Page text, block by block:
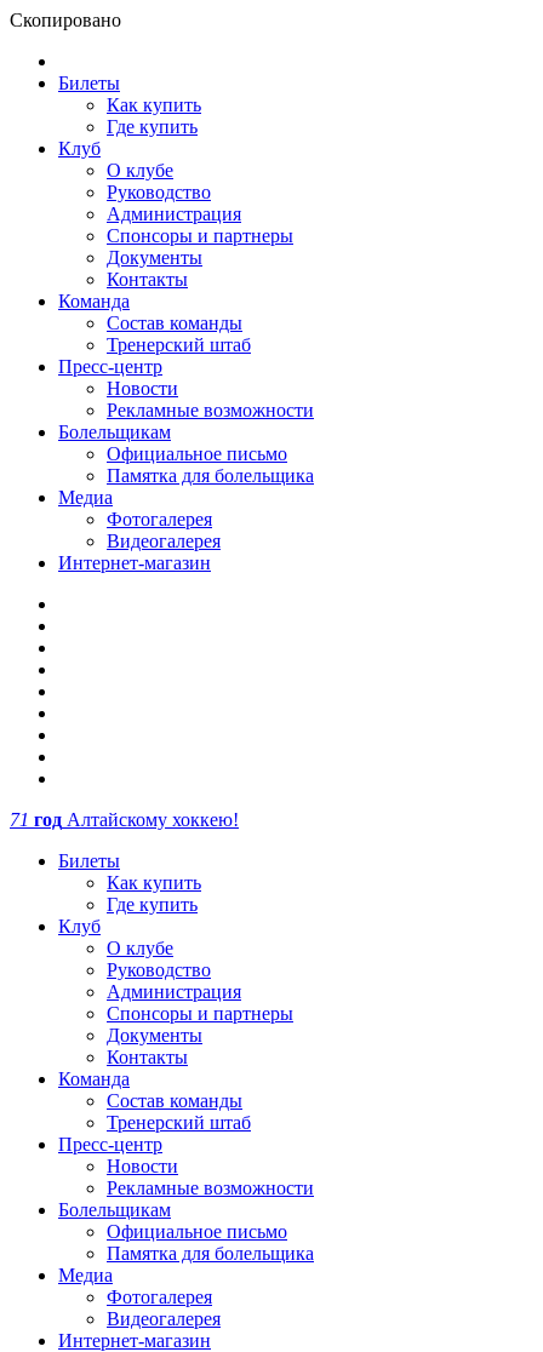
Скопировано
Билеты
Как купить
Где купить
Клуб
О клубе
Руководство
Администрация
Спонсоры и партнеры
Документы
Контакты
Команда
Состав команды
Тренерский штаб
Пресс-центр
Новости
Рекламные возможности
Болельщикам
Официальное письмо
Памятка для болельщика
Медиа
Фотогалерея
Видеогалерея
Интернет-магазин
71 год Алтайскому хоккею!
Билеты
Как купить
Где купить
Клуб
О клубе
Руководство
Администрация
Спонсоры и партнеры
Документы
Контакты
Команда
Состав команды
Тренерский штаб
Пресс-центр
Новости
Рекламные возможности
Болельщикам
Официальное письмо
Памятка для болельщика
Медиа
Фотогалерея
Видеогалерея
Интернет-магазин